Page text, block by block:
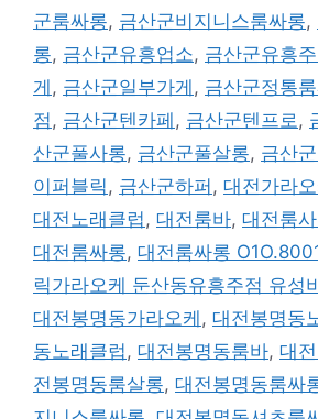
군룸싸롱, 금산군비지니스룸싸롱,
롱, 금산군유흥업소, 금산군유흥
게 , 금산군일부가게 , 금산군정통
점 , 금산군텐카페 , 금산군텐프로 ,
산군풀사롱, 금산군풀살롱, 금산
이퍼블릭 , 금산군하퍼 , 대전가라
대전노래클럽 , 대전룸바, 대전룸
대전룸싸롱, 대전룸싸롱
릭가라오케 둔산동유흥주점 유성
대전봉명동가라오케 , 대전봉명동
동노래클럽 , 대전봉명동룸바, 대
전봉명동룸살롱, 대전봉명동룸싸